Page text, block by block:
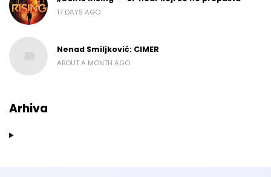
17 DAYS AGO
Nenad Smiljković: CIMER
ABOUT A MONTH AGO
Arhiva